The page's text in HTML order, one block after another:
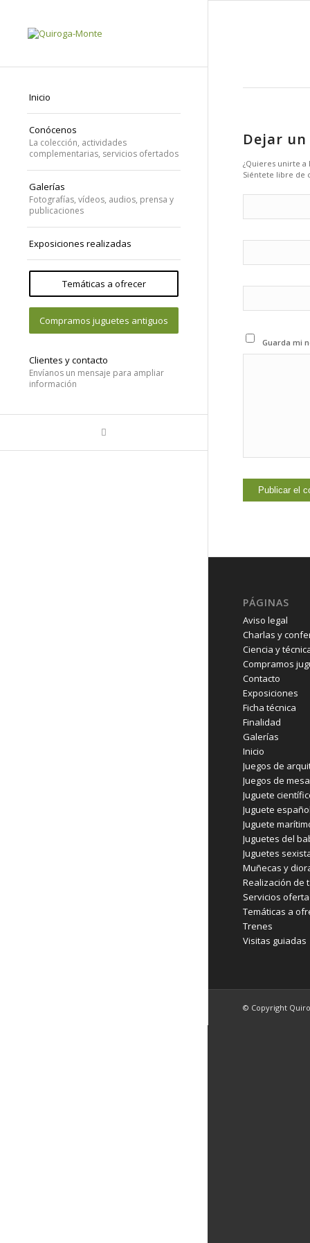
Inicio
Conócenos
La colección, actividades
complementarias, servicios ofertados
Galerías
Fotografías, vídeos, audios, prensa y
publicaciones
Exposiciones realizadas
Temáticas a ofrecer
Compramos juguetes antiguos
Clientes y contacto
Envíanos un mensaje para ampliar
información
Dejar
¿Quieres unirte a
Siéntete libre de
Guarda mi
PÁGINAS
Aviso legal
Charlas y
Ciencia y
Compramos
Contacto
Exposiciones
Ficha técnica
Finalidad
Galerías
Inicio
Juegos de
Juegos de mesa
Juguete
Juguete
Juguete
Juguetes del
Juguetes
Muñecas y
Realización de
Servicios
Temáticas a
Trenes
Visitas guiadas
© Copyright